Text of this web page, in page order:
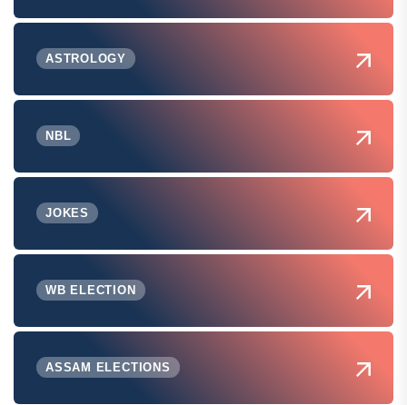
ASTROLOGY
NBL
JOKES
WB ELECTION
ASSAM ELECTIONS